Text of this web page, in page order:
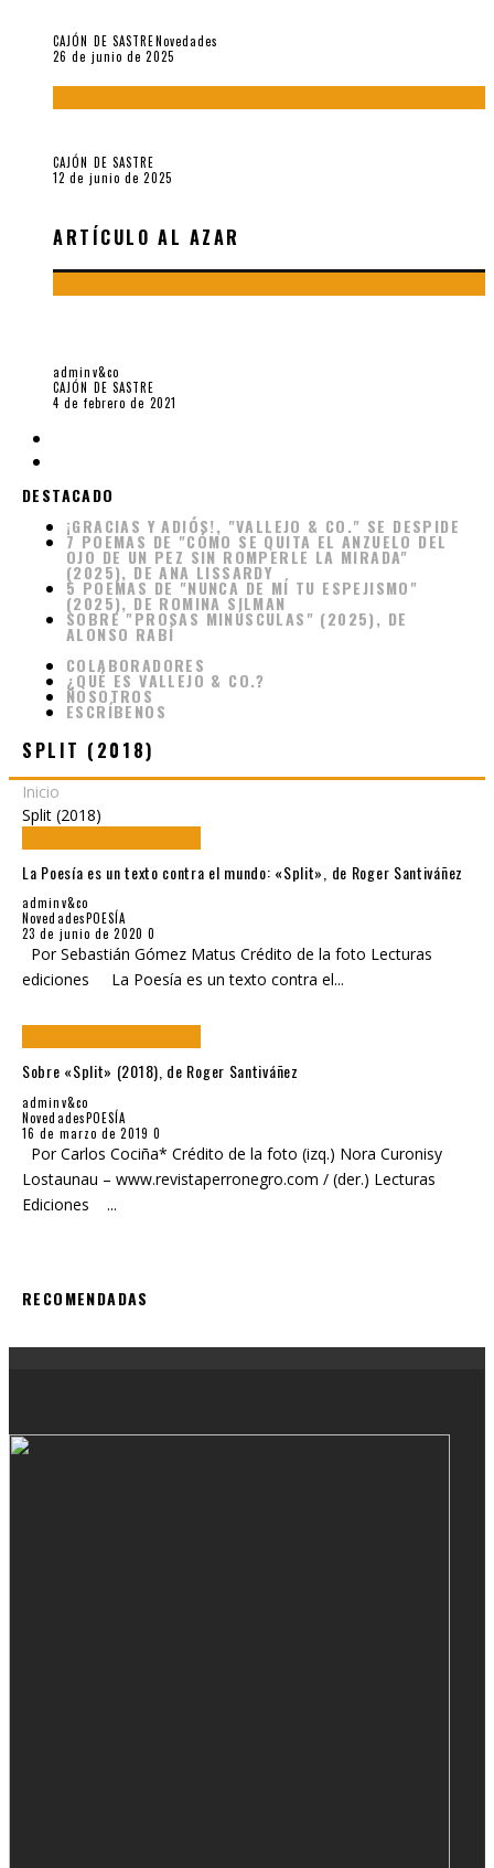
CAJÓN DE SASTRENovedades
26 de junio de 2025
CAJÓN DE SASTRE
12 de junio de 2025
ARTÍCULO AL AZAR
adminv&co
CAJÓN DE SASTRE
4 de febrero de 2021
DESTACADO
¡GRACIAS Y ADIÓS!, "VALLEJO & CO." SE DESPIDE
7 POEMAS DE "CÓMO SE QUITA EL ANZUELO DEL
OJO DE UN PEZ SIN ROMPERLE LA MIRADA"
(2025), DE ANA LISSARDY
5 POEMAS DE "NUNCA DE MÍ TU ESPEJISMO"
(2025), DE ROMINA SILMAN
SOBRE "PROSAS MINÚSCULAS" (2025), DE
ALONSO RABÍ
COLABORADORES
¿QUÉ ES VALLEJO & CO.?
NOSOTROS
ESCRÍBENOS
SPLIT (2018)
Inicio
Split (2018)
La Poesía es un texto contra el mundo: «Split», de Roger Santiváñez
adminv&co
NovedadesPOESÍA
23 de junio de 2020 0
Por Sebastián Gómez Matus Crédito de la foto Lecturas
ediciones La Poesía es un texto contra el...
Sobre «Split» (2018), de Roger Santiváñez
adminv&co
NovedadesPOESÍA
16 de marzo de 2019 0
Por Carlos Cociña* Crédito de la foto (izq.) Nora Curonisy
Lostaunau – www.revistaperronegro.com / (der.) Lecturas
Ediciones ...
RECOMENDADAS